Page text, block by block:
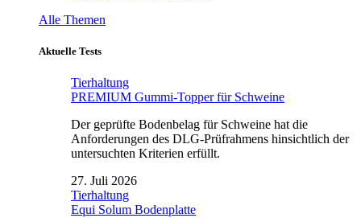
Alle Themen
Aktuelle Tests
Tierhaltung
PREMIUM Gummi-Topper für Schweine
Der geprüfte Bodenbelag für Schweine hat die
Anforderungen des DLG-Prüfrahmens hinsichtlich der
untersuchten Kriterien erfüllt.
27. Juli 2026
Tierhaltung
Equi Solum Bodenplatte